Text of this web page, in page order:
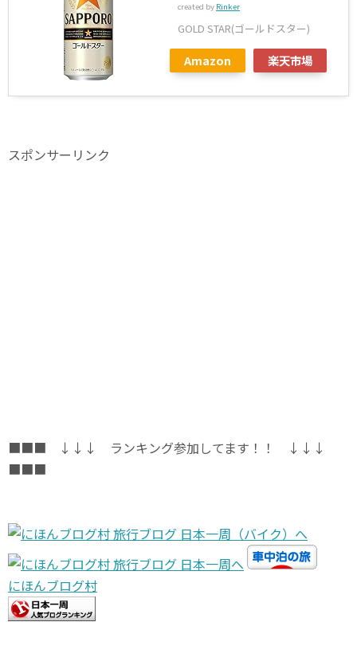
created by Rinker
GOLD STAR(ゴールドスター)
Amazon 楽天市場
スポンサーリンク
■■■ ↓↓↓ ランキング参加してます！！ ↓↓↓
■■■
にほんブログ村